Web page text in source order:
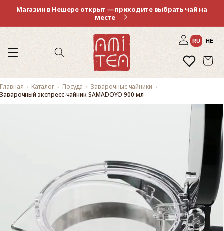
Магазин в Нешере открыт — приходите выбрать чай на
месте
RU HE
Войти
Избранное
Корзина
Главная Каталог Посуда
Заварочные чайники
Заварочный экспресс-чайник SAMADOYO 900 мл